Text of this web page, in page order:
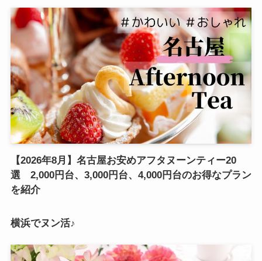
【2026年8月】名古屋お安めアフタヌーンティー20
選 2,000円台、3,000円台、4,000円台のお得なプラン
を紹介
横浜でヌン活♪